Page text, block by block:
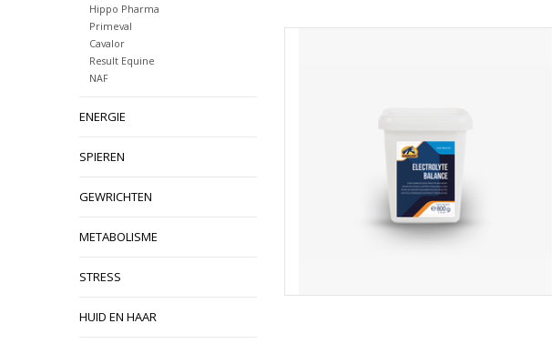
Hippo Pharma
Primeval
Cavalor
Result Equine
NAF
ENERGIE
SPIEREN
GEWRICHTEN
METABOLISME
STRESS
HUID EN HAAR
TOEVOEGEN AAN WINKELWAGEN